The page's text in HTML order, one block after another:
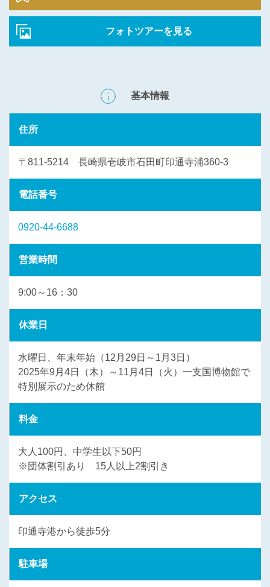
フォトツアーを見る
基本情報
住所
〒811-5214 長崎県壱岐市石田町印通寺浦360-3
電話番号
0920-44-6688
営業時間
9:00～16：30
休業日
水曜日、年末年始（12月29日～1月3日）
2025年9月4日（木）～11月4日（火）一支国博物館で
特別展示のため休館
料金
大人100円、中学生以下50円
※団体割引あり 15人以上2割引き
アクセス
印通寺港から徒歩5分
駐車場